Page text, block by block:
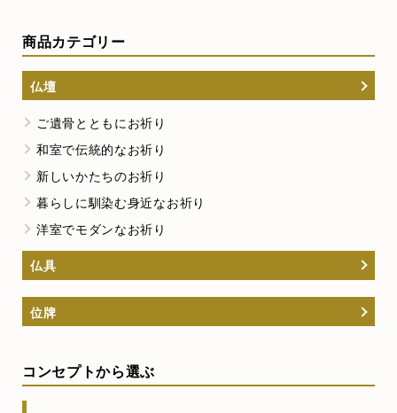
商品カテゴリー
仏壇
ご遺骨とともにお祈り
和室で伝統的なお祈り
新しいかたちのお祈り
暮らしに馴染む身近なお祈り
洋室でモダンなお祈り
仏具
位牌
コンセプトから選ぶ